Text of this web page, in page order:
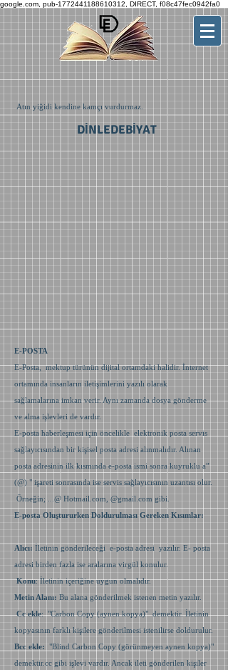
google.com, pub-1772441188610312, DIRECT, f08c47fec0942fa0
Atın yiğidi kendine kamçı vurdurmaz.
DİNLEDEBİYAT
E-POSTA
E-Posta, mektup türünün dijital ortamdaki halidir. İnternet
ortamında insanların iletişimlerini yazılı olarak
sağlamalarına imkan verir. Aynı zamanda dosya gönderme
ve alma işlevleri de vardır.
E-posta haberleşmesi için öncelikle elektronik posta servis
sağlayıcısından bir kişisel posta adresi alınmalıdır. Alınan
posta adresinin ilk kısmında e-posta ismi sonra kuyruklu a”
(@) " işareti sonrasında ise servis sağlayıcısının uzantısı olur.
Örneğin; ...@ Hotmail.com, @gmail.com gibi.
E-posta Oluştururken Doldurulması Gereken Kısımlar:
Alıcı: İletinin gönderileceği e-posta adresi yazılır. E- posta
adresi birden fazla ise aralarına virgül konulur.
Konu: İletinin içeriğine uygun olmalıdır.
Metin Alanı: Bu alana gönderilmek istenen metin yazılır.
Cc ekle: "Carbon Copy (aynen kopya)" demektir. İletinin
kopyasının farklı kişilere gönderilmesi istenilirse doldurulur.
Bcc ekle: "Blind Carbon Copy (görünmeyen aynen kopya)"
demektir.cc gibi işlevi vardır. Ancak ileti gönderilen kişiler